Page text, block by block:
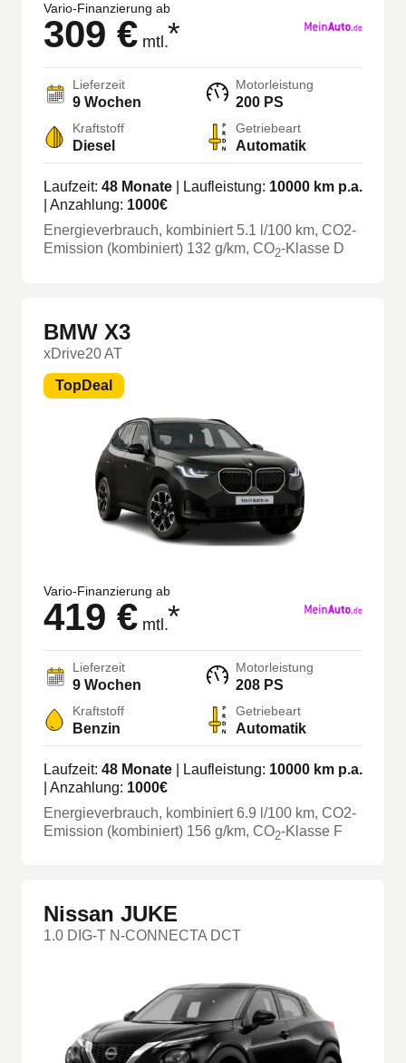
Vario-Finanzierung ab
309 € mtl.*
Lieferzeit
9 Wochen
Motorleistung
200 PS
Kraftstoff
Diesel
Getriebeart
Automatik
Laufzeit: 48 Monate | Laufleistung: 10000 km p.a.
| Anzahlung: 1000€
Energieverbrauch, kombiniert 5.1 l/100 km, CO2-
Emission (kombiniert) 132 g/km, CO2-Klasse D
BMW X3
xDrive20 AT
TopDeal
Vario-Finanzierung ab
419 € mtl.*
Lieferzeit
9 Wochen
Motorleistung
208 PS
Kraftstoff
Benzin
Getriebeart
Automatik
Laufzeit: 48 Monate | Laufleistung: 10000 km p.a.
| Anzahlung: 1000€
Energieverbrauch, kombiniert6.9 l/100 km, CO2-
Emission (kombiniert) 156 g/km, CO2-Klasse F
Nissan JUKE
1.0 DIG-T N-CONNECTA DCT